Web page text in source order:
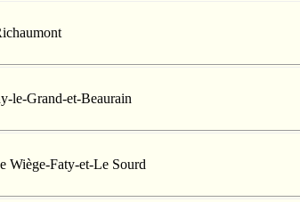
le-Grand-et-Beaurain
Wiège-Faty-et-Le Sourd